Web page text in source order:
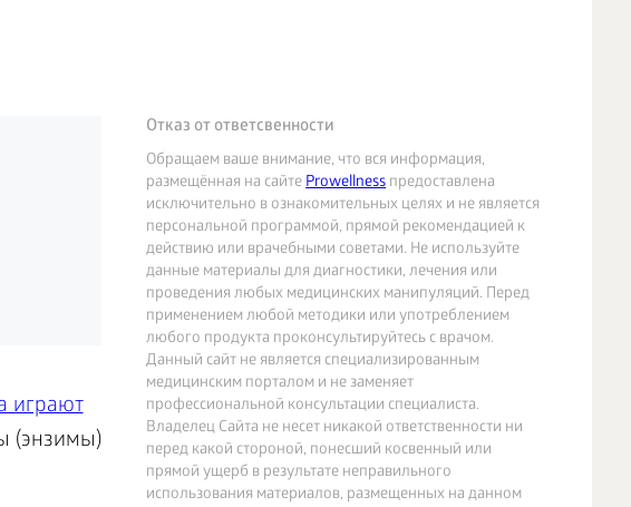
Отказ от ответсвенности
Обращаем ваше внимание, что вся информация,
размещённая на сайтеProwellnessпредоставлена
исключительно в ознакомительных целях и не является
персональной программой, прямой рекомендацией к
действию или врачебными советами. Не используйте
данные материалы для диагностики, лечения или
проведения любых медицинских манипуляций. Перед
применением любой методики или употреблением
любого продукта проконсультируйтесь с врачом.
Данный сайт не является специализированным
медицинским порталом и не заменяет
профессиональной консультации специалиста.
Владелец Сайта не несет никакой ответственности ни
перед какой стороной, понесший косвенный или
прямой ущерб в результате неправильного
использования материалов, размещенных на данном
играют
(энзимы)